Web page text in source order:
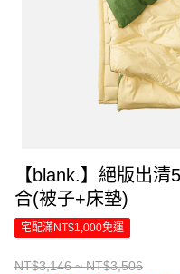
【blank.】絕版出
合(被子+床墊)
宅配滿NT$1,000免運
NT$3,146 ~ NT$3,506